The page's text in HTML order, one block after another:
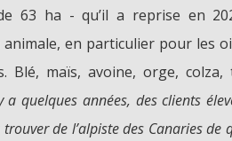
63 ha - qu’il a reprise en
animale, en particulier pour les
Blé, maïs, avoine, orge,
a quelques années, des clients
de l’alpiste des Canaries